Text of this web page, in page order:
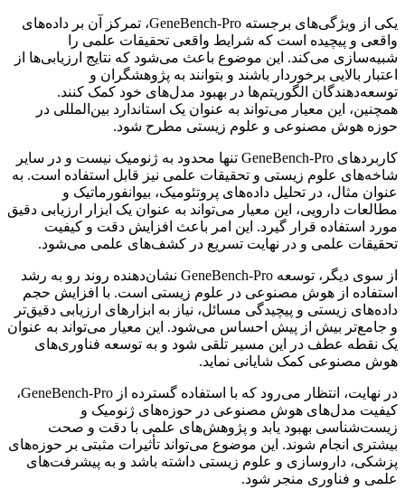
یکی از ویژگی‌های برجسته GeneBench-Pro، تمرکز آن بر داده‌های
واقعی و پیچیده است که شرایط واقعی تحقیقات علمی را
شبیه‌سازی می‌کند. این موضوع باعث می‌شود که نتایج ارزیابی‌ها از
اعتبار بالایی برخوردار باشند و بتوانند به پژوهشگران و
توسعه‌دهندگان الگوریتم‌ها در بهبود مدل‌های خود کمک کنند.
همچنین، این معیار می‌تواند به عنوان یک استاندارد بین‌المللی در
حوزه هوش مصنوعی و علوم زیستی مطرح شود.
کاربردهای GeneBench-Pro تنها محدود به ژنومیک نیست و در سایر
شاخه‌های علوم زیستی و تحقیقات علمی نیز قابل استفاده است. به
عنوان مثال، در تحلیل داده‌های پروتئومیک، بیوانفورماتیک و
مطالعات دارویی، این معیار می‌تواند به عنوان یک ابزار ارزیابی دقیق
مورد استفاده قرار گیرد. این امر باعث افزایش دقت و کیفیت
تحقیقات علمی و در نهایت تسریع در کشف‌های علمی می‌شود.
از سوی دیگر، توسعه GeneBench-Pro نشان‌دهنده روند رو به رشد
استفاده از هوش مصنوعی در علوم زیستی است. با افزایش حجم
داده‌های زیستی و پیچیدگی مسائل، نیاز به ابزارهای ارزیابی دقیق‌تر
و جامع‌تر بیش از پیش احساس می‌شود. این معیار می‌تواند به عنوان
یک نقطه عطف در این مسیر تلقی شود و به توسعه فناوری‌های
هوش مصنوعی کمک شایانی نماید.
در نهایت، انتظار می‌رود که با استفاده گسترده از GeneBench-Pro،
کیفیت مدل‌های هوش مصنوعی در حوزه‌های ژنومیک و
زیست‌شناسی بهبود یابد و پژوهش‌های علمی با دقت و صحت
بیشتری انجام شوند. این موضوع می‌تواند تأثیرات مثبتی بر حوزه‌های
پزشکی، داروسازی و علوم زیستی داشته باشد و به پیشرفت‌های
علمی و فناوری منجر شود.